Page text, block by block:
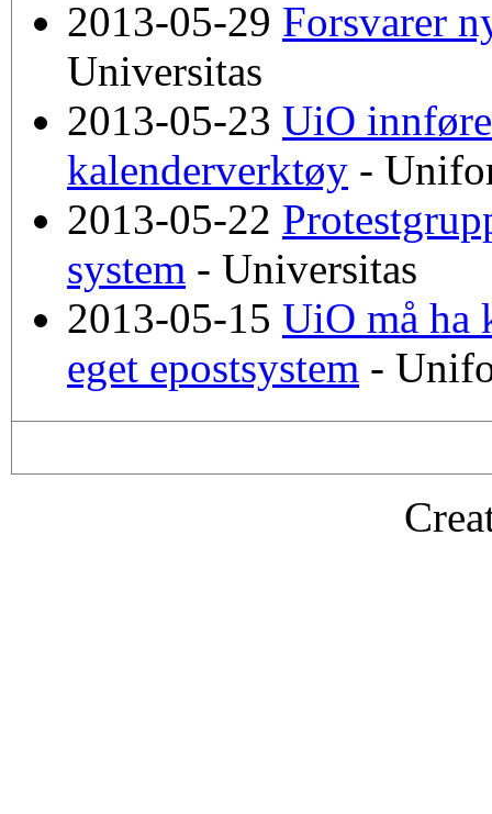
2013-05-29 Forsvarer
Universitas
2013-05-23 UiO
kalenderverktøy -
2013-05-22
system - Universitas
2013-05-15 UiO må ha
eget epostsystem -